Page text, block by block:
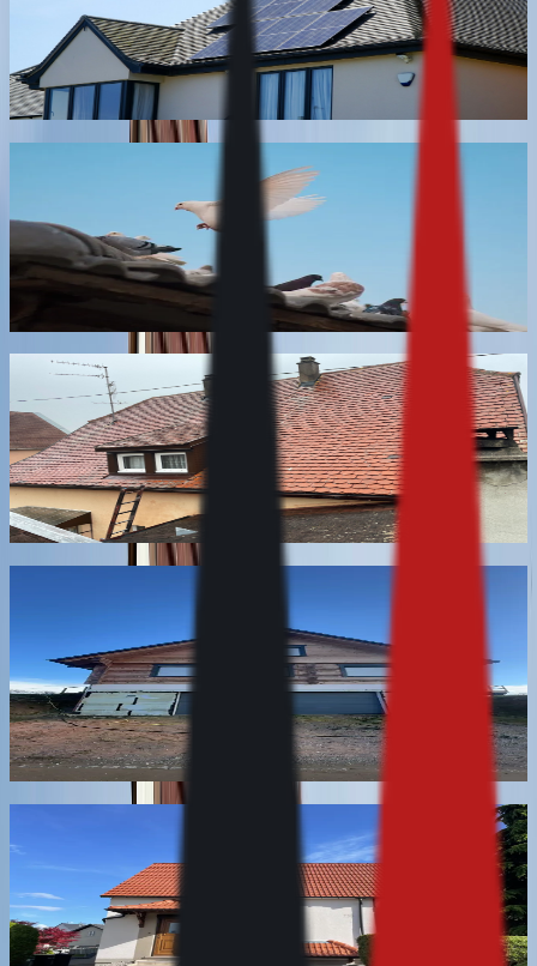
marcher sur les panneaux, pour retrouver le rendement
perdu par l'encrassement. Rinçage à l'eau adoucie, sans
détergent agressif ni brossage abrasif.
En savoir plus
Retrait des déjections de volatiles en toiture, sur balcon
et sur appui, avec désinfection du support et évacuation
des déchets. Intervention en hauteur sécurisée, sans
pose de dispositif anti-nuisible.
Nettoyage de Velux et de fenêtres de toiture
Nettoyage du vitrage, du cadre, des joints et des abords
des fenêtres de toit devenues inaccessibles depuis
l'intérieur. Nous ne traitons ni l'étanchéité ni
l'abergement, qui relèvent du couvreur.
En savoir plus
Décapage doux par projection d'abrasif à basse
pression, pour les supports que la haute pression
abîmerait : pierre tendre, bois apparent, enduit ancien.
Sans rinçage massif et sans gonflement du support.
En savoir plus
Effacement des tags et graffitis sur mur, portail, coffret
et clôture, avec une méthode choisie selon la porosité
du support. Traitement anti-adhérent possible sur les
surfaces régulièrement visées.